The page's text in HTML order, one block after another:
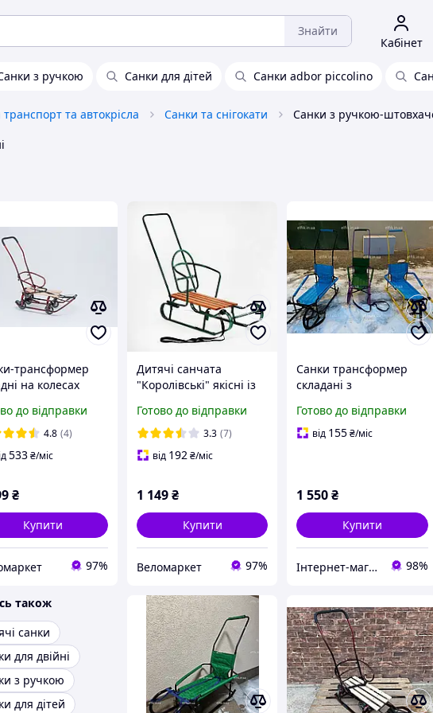
Знайти
Кабінет
з ручкою Санки для дітей Санки adbor piccolino
та автокрісла Санки та снігокати Санки з ручкою-
трансформер
на колесах
штовхачем
LUX
до відправки
4.8 (4)
533₴/міс
₴
Купити
97%
Дитячі санчата
"Королівські" якісні із
штовхачем Зелені
Готово до відправки
3.3 (7)
від 192₴/міс
1 149₴
Купити
Веломаркет 97%
Санки трансформер
складані з
Готово до відправки
від 155₴/міс
1 550₴
Купити
Інтернет-магазин elfik.in.ua 98%
також
санки
для двійні
з ручкою
для дітей